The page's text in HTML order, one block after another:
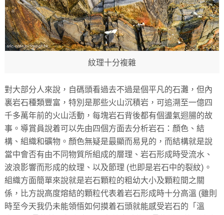
紋理十分複雜
對大部分人來說，自碼頭看過去不過是個平凡的石灘，但內
裏岩石種類豐富，特別是那些火山沉積岩，可追溯至一億四
千多萬年前的火山活動，每塊岩石背後都有個盪氣迴腸的故
事。導賞員說着可以先由四個方面去分析岩石：顏色、結
構、組織和礦物。顏色無疑是最顯而易見的，而結構就是說
當中會否有由不同物質所組成的層理、岩石形成時受流水、
波浪影響而形成的紋理、以及節理 (也即是岩石中的裂紋)。
組織方面簡單來說就是岩石顆粒的粗幼大小及顆粒間之關
係，比方說高度熔結的顆粒代表着岩石形成時十分高溫 (雖則
時至今天我仍未能領悟如何摸着石頭就能感受岩石的「溫